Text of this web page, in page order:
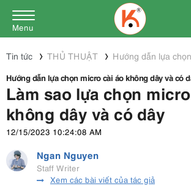
Menu
Tin tức THỦ THUẬT
Hướng dẫn lựa
Hướng dẫn lựa chọn micro cài áo không dây và có
Làm sao lựa chọn
không dây và có dây
12/15/2023 10:24:08 AM
Ngan Nguyen
Staff Writer
Xem các bài viết của tác giả